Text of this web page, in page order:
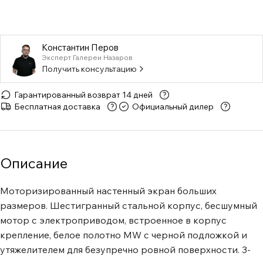
Константин Перов
Эксперт Галереи Назаров
Получить консультацию
Гарантированный возврат 14 дней
Бесплатная доставка
Официальный дилер
Описание
Моторизированный настенный экран больших
размеров. Шестигранный стальной корпус, бесшумный
мотор с электроприводом, встроенное в корпус
крепление, белое полотно MW с черной подложкой и
утяжелителем для безупречно ровной поверхности. 3-